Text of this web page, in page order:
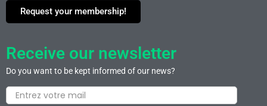
Request your membership!
Receive our newsletter
Do you want to be kept informed of our news?